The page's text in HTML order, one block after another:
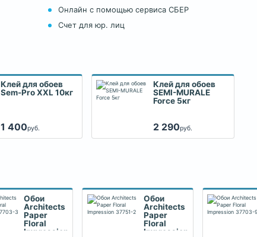
Онлайн с помощью сервиса СБЕР
Счет для юр. лиц
Клей для обоев
Sem-Pro XXL 10кг
1 400руб.
Клей для обоев
SEMI-MURALE
Force 5кг
2 290руб.
Обои
Architects
Paper
Floral
Impression
Обои
Architects
Paper
Floral
Impression